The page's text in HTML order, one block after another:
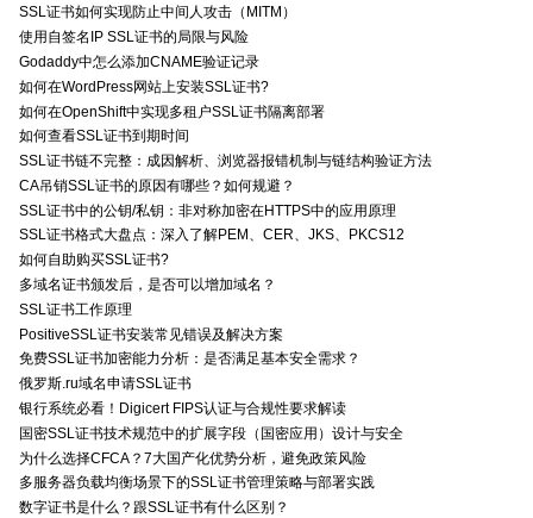
SSL证书如何实现防止中间人攻击（MITM）
使用自签名IP SSL证书的局限与风险
Godaddy中怎么添加CNAME验证记录
如何在WordPress网站上安装SSL证书?
如何在OpenShift中实现多租户SSL证书隔离部署
如何查看SSL证书到期时间
SSL证书链不完整：成因解析、浏览器报错机制与链结构验证方法
CA吊销SSL证书的原因有哪些？如何规避？
SSL证书中的公钥/私钥：非对称加密在HTTPS中的应用原理
SSL证书格式大盘点：深入了解PEM、CER、JKS、PKCS12
如何自助购买SSL证书?
多域名证书颁发后，是否可以增加域名？
SSL证书工作原理
PositiveSSL证书安装常见错误及解决方案
免费SSL证书加密能力分析：是否满足基本安全需求？
俄罗斯.ru域名申请SSL证书
银行系统必看！Digicert FIPS认证与合规性要求解读
国密SSL证书技术规范中的扩展字段（国密应用）设计与安全
为什么选择CFCA？7大国产化优势分析，避免政策风险
多服务器负载均衡场景下的SSL证书管理策略与部署实践
数字证书是什么？跟SSL证书有什么区别？